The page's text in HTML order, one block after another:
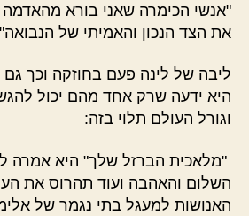
"אנשי הכימרה שאני בורא מהאדמה
את הצד הנכון והאמיתי של הנבואה"
ליבה של לינה פעם בחוזקה וכך
היא ידעה שרק אחד מהם יכול
וגורל העולם תלוי בזה:
"מלאכית הברזל שלך" היא אמרה
השלום והאהבה ועוד תהרוס את
האנושות למעגל בתי נגמר של